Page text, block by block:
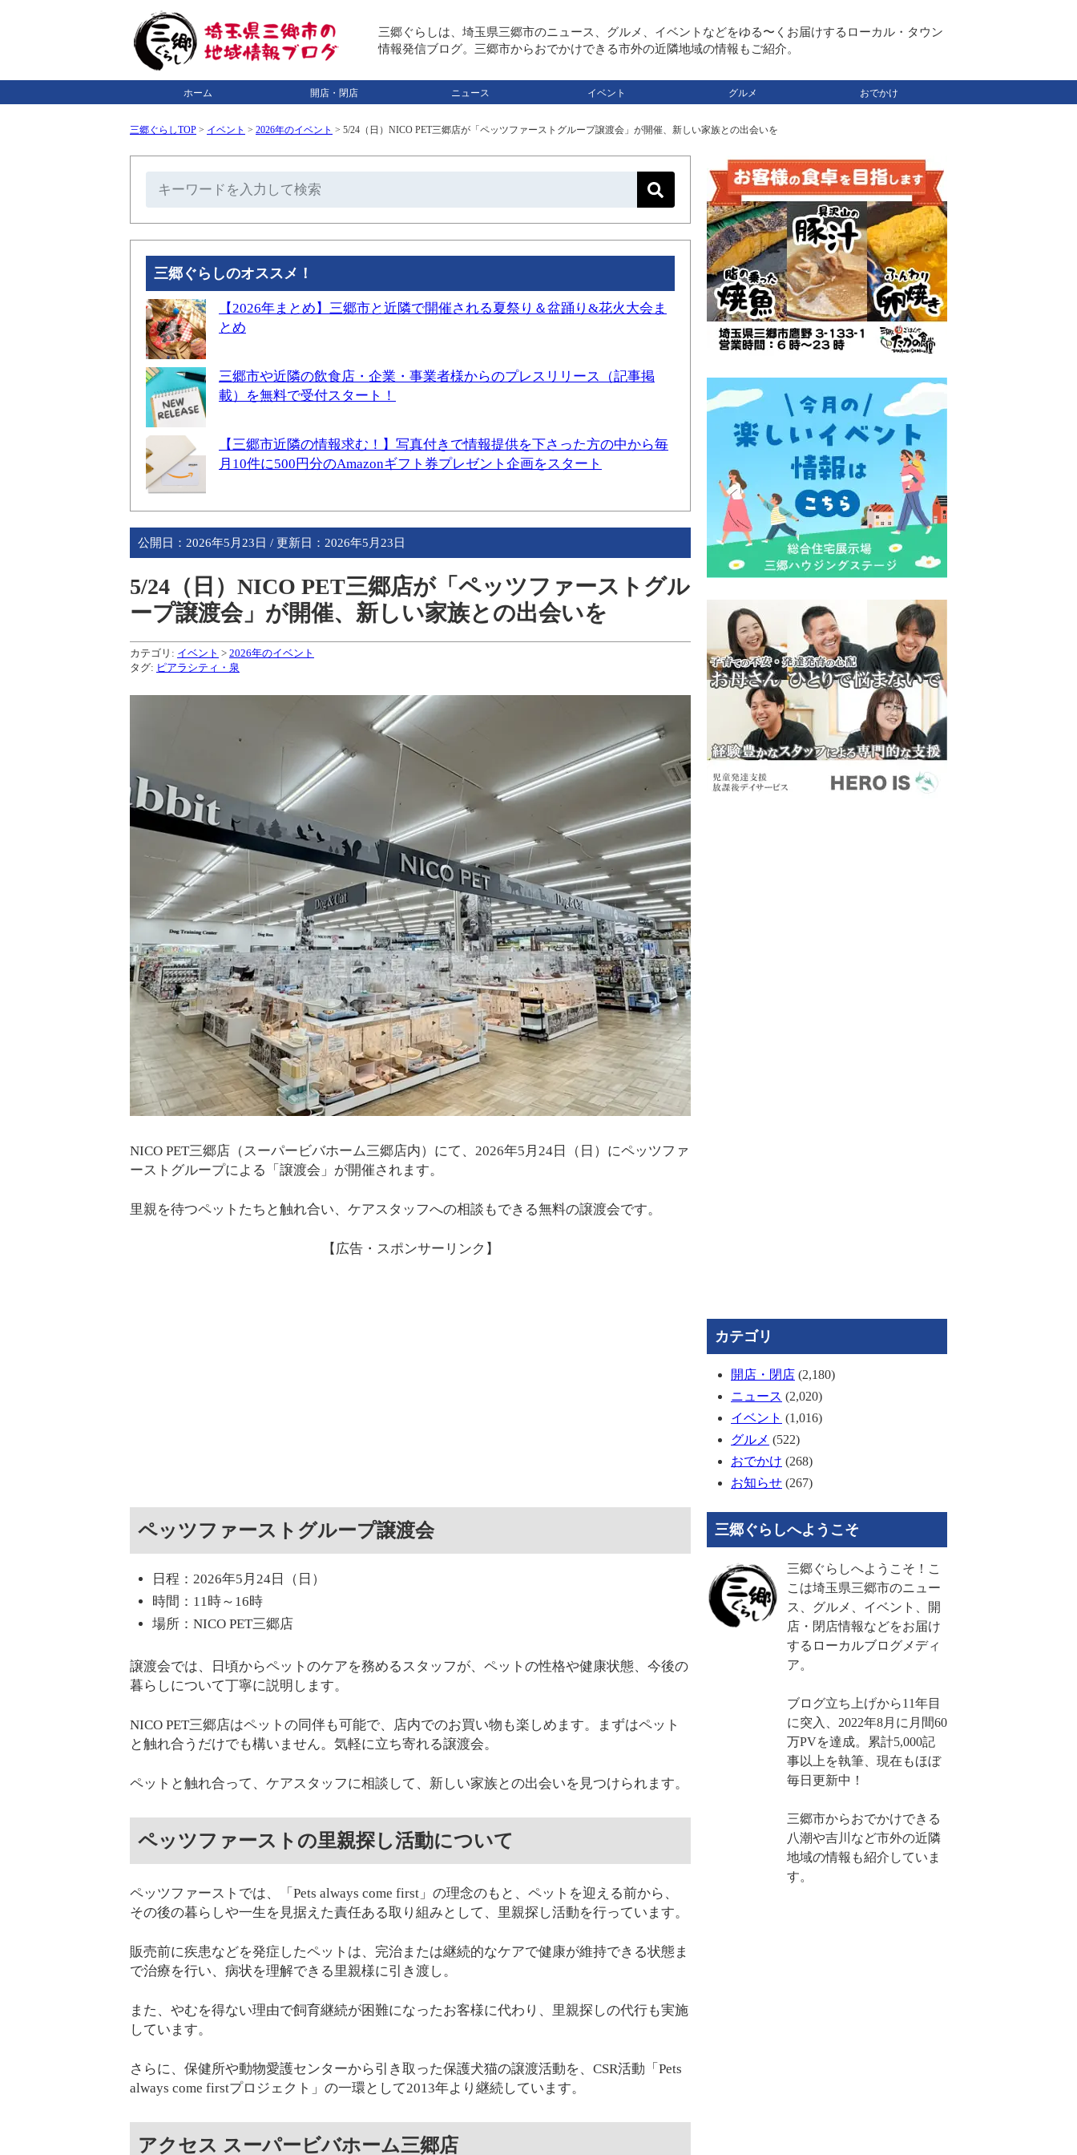
三郷ぐらしは、埼玉県三郷市のニュース、グルメ、イベントなどをゆる〜くお届けするローカル・タウン
情報発信ブログ。三郷市からおでかけできる市外の近隣地域の情報もご紹介。
ホーム 開店・閉店 ニュース イベント グルメ おでかけ
三郷ぐらしTOP > イベント > 2026年のイベント > 5/24（日）NICO PET三郷店が「ペッツファーストグループ譲渡会」が開催、新しい家族との出会いを
三郷ぐらしのオススメ！
【2026年まとめ】三郷市と近隣で開催される夏祭り＆盆踊り&花火大会ま
とめ
三郷市や近隣の飲食店・企業・事業者様からのプレスリリース（記事掲
載）を無料で受付スタート！
【三郷市近隣の情報求む！】写真付きで情報提供を下さった方の中から毎
月10件に500円分のAmazonギフト券プレゼント企画をスタート
公開日： 2026年5月23日 / 更新日： 2026年5月23日
5/24（日）NICO PET三郷店が「ペッツファーストグル
ープ譲渡会」が開催、新しい家族との出会いを
カテゴリ: イベント > 2026年のイベント
タグ: ピアラシティ・泉
NICO PET三郷店（スーパービバホーム三郷店内）にて、2026年5月24日（日）にペッツファ
ーストグループによる「譲渡会」が開催されます。
里親を待つペットたちと触れ合い、ケアスタッフへの相談もできる無料の譲渡会です。
【広告・スポンサーリンク】
ペッツファーストグループ譲渡会
日程：2026年5月24日（日）
時間：11時～16時
場所：NICO PET三郷店
譲渡会では、日頃からペットのケアを務めるスタッフが、ペットの性格や健康状態、今後の
暮らしについて丁寧に説明します。
NICO PET三郷店はペットの同伴も可能で、店内でのお買い物も楽しめます。まずはペット
と触れ合うだけでも構いません。気軽に立ち寄れる譲渡会。
ペットと触れ合って、ケアスタッフに相談して、新しい家族との出会いを見つけられます。
ペッツファーストの里親探し活動について
ペッツファーストでは、「Pets always come first」の理念のもと、ペットを迎える前から、
その後の暮らしや一生を見据えた責任ある取り組みとして、里親探し活動を行っています。
販売前に疾患などを発症したペットは、完治または継続的なケアで健康が維持できる状態ま
で治療を行い、病状を理解できる里親様に引き渡し。
また、やむを得ない理由で飼育継続が困難になったお客様に代わり、里親探しの代行も実施
しています。
さらに、保健所や動物愛護センターから引き取った保護犬猫の譲渡活動を、CSR活動「Pets
always come firstプロジェクト」の一環として2013年より継続しています。
アクセス スーパービバホーム三郷店
カテゴリ
開店・閉店 (2,180)
ニュース (2,020)
イベント (1,016)
グルメ (522)
おでかけ (268)
お知らせ (267)
三郷ぐらしへようこそ
三郷ぐらしへようこそ！こ
こは埼玉県三郷市のニュー
ス、グルメ、イベント、開
店・閉店情報などをお届け
するローカルブログメディ
ア。
ブログ立ち上げから11年目
に突入、2022年8月に月間60
万PVを達成。累計5,000記
事以上を執筆、現在もほぼ
毎日更新中！
三郷市からおでかけできる
八潮や吉川など市外の近隣
地域の情報も紹介していま
す。